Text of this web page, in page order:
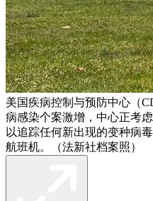
美国疾病控制与预防中心（
病感染个案激增，中心正考
以追踪任何新出现的变种病
航班机。（法新社档案照）